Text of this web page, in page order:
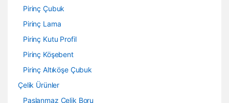
Pirinç Çubuk
Pirinç Lama
Pirinç Kutu Profil
Pirinç Köşebent
Pirinç Altıköşe Çubuk
Çelik Ürünler
Paslanmaz Çelik Boru